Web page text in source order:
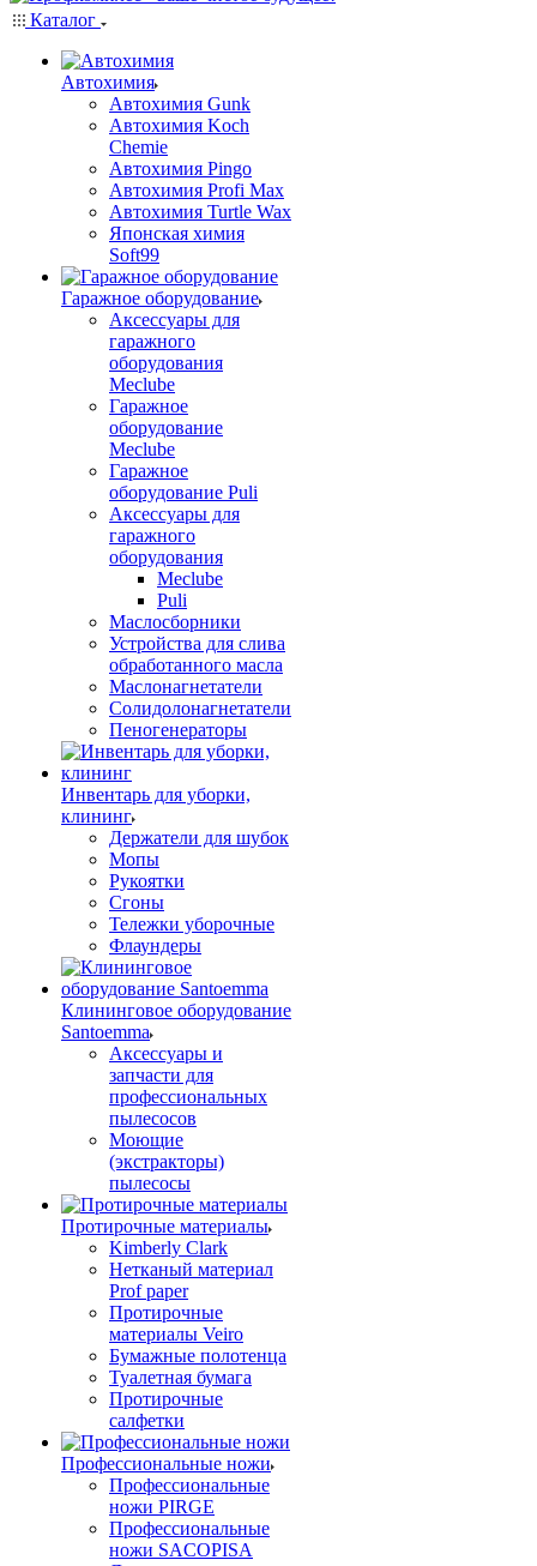
Каталог
Автохимия
Автохимия Gunk
Автохимия Koch
Chemie
Автохимия Pingo
Автохимия Profi Max
Автохимия Turtle Wax
Японская химия
Soft99
Гаражное оборудование
Аксессуары для
гаражного
оборудования
Meclube
Гаражное
оборудование
Meclube
Гаражное
оборудование Puli
Аксессуары для
гаражного
оборудования
Meclube
Puli
Маслосборники
Устройства для слива
обработанного масла
Маслонагнетатели
Солидолонагнетатели
Пеногенераторы
Инвентарь для уборки,
клининг
Держатели для шубок
Мопы
Рукоятки
Сгоны
Тележки уборочные
Флаундеры
Клининговое оборудование
Santoemma
Аксессуары и
запчасти для
профессиональных
пылесосов
Моющие
(экстракторы)
пылесосы
Протирочные материалы
Kimberly Clark
Нетканый материал
Prof paper
Протирочные
материалы Veiro
Бумажные полотенца
Туалетная бумага
Протирочные
салфетки
Профессиональные ножи
Профессиональные
ножи PIRGE
Профессиональные
ножи SACOPISA